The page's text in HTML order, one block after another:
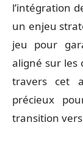
l’intégration
un enjeu
jeu pour
aligné sur les
travers cet
précieux
transition